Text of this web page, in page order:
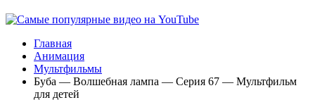
Главная
Анимация
Мультфильмы
Буба — Волшебная лампа — Серия 67 — Мультфильм
для детей